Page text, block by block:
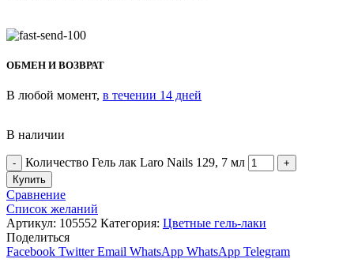
ОБМЕН И ВОЗВРАТ
В любой момент, в течении 14 дней
В наличии
Количество Гель лак Laro Nails 129, 7 мл
Купить
Сравнение
Список желаний
Артикул: 105552 Категория: Цветные гель-лаки
Поделиться
Facebook Twitter Email WhatsApp WhatsApp Telegram